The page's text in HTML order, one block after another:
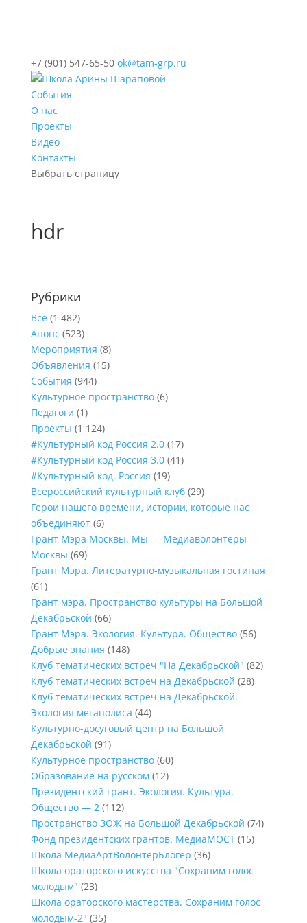
+7 (901) 547-65-50 ok@tam-grp.ru
События
О нас
Проекты
Видео
Контакты
Выбрать страницу
hdr
Рубрики
Все (1 482)
Анонс (523)
Мероприятия (8)
Объявления (15)
События (944)
Культурное пространство(6)
Педагоги (1)
Проекты (1 124)
#Культурный код Россия 2.0(17)
#Культурный код Россия 3.0(41)
#Культурный код. Россия (19)
Всероссийский культурный клуб(29)
Герои нашего времени, истории, которые нас
объединяют(6)
Грант Мэра Москвы. Мы — Медиаволонтеры
Москвы (69)
Грант Мэра. Литературно-музыкальная гостиная
(61)
Грант мэра. Пространство культуры на Большой
Декабрьской (66)
Грант Мэра. Экология. Культура. Общество(56)
Добрые знания (148)
Клуб тематических встреч "На Декабрьской" (82)
Клуб тематических встреч на Декабрьской (28)
Клуб тематических встреч на Декабрьской.
Экология мегаполиса (44)
Культурно-досуговый центр на Большой
Декабрьской (91)
Культурное пространство(60)
Образование на русском (12)
Президентский грант. Экология. Культура.
Общество — 2(112)
Пространство ЗОЖ на Большой Декабрьской (74)
Фонд президентских грантов. МедиаМОСТ(15)
Школа МедиаАртВолонтёрБлогер (36)
Школа ораторского искусства "Сохраним голос
молодым" (23)
Школа ораторского мастерства. Сохраним голос
молодым-2" (35)